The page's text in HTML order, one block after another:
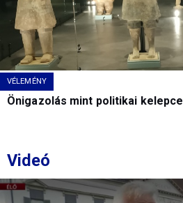
VÉLEMÉNY
Önigazolás mint politikai kelepce
Videó